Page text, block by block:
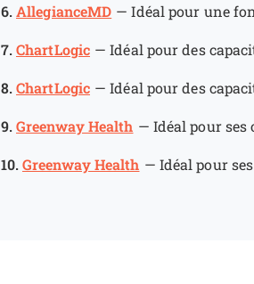
6.AllegianceMD —Idéal pour une
7.ChartLogic —Idéal pour des
8.ChartLogic —Idéal pour des
9.Greenway Health — Idéal pour
10.Greenway Health — Idéal pour